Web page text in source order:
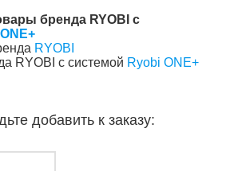
бренда RYOBI с
RYOBI
RYOBI с системой Ryobi ONE+
добавить к заказу: